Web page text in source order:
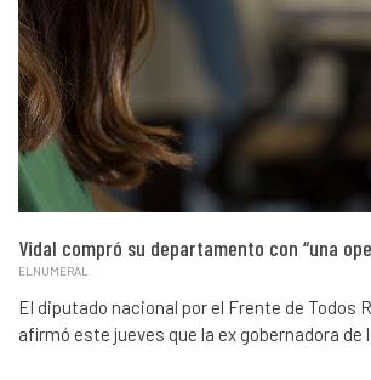
Vidal compró su departamento con “una
ELNUMERAL
El diputado nacional por el Frente de Todos
afirmó este jueves que la ex gobernadora de